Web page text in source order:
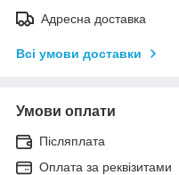
Адресна доставка
Всі умови доставки
Умови оплати
Післяплата
Оплата за реквізитами